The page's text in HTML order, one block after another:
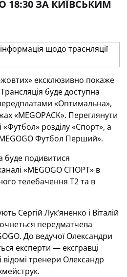
18:30 ЗА КИЇВСЬКИМ
ексклюзивно покаже
буде доступна
«Оптимальна»,
«MEGOPACK». Переглянути
«Футбол» розділу «Спорт», а
Футбол Перший».
буде подивитися
«MEGOGO СПОРТ» в
телебачення Т2 та в
Сергій Лук’яненко і Віталій
передматчева
. До ведучої Олександри
експерти — ексгравці
відомі тренери Олександр